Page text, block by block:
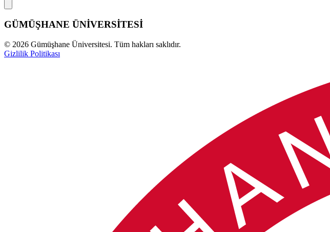
GÜMÜŞHANE ÜNİVERSİTESİ
© 2026 Gümüşhane Üniversitesi. Tüm hakları saklıdır.
Gizlilik Politikası